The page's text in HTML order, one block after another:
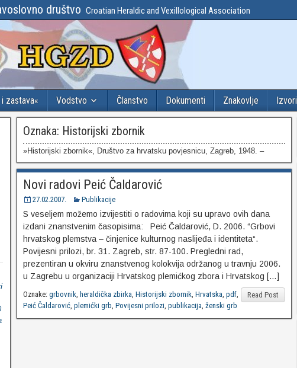
društvo Croatian Heraldic and Vexillological Association
i zastava« Vodstvo Članstvo Dokumenti Znakovlje Izvori
Oznaka: Historijski zbornik
»Historijski zbornik«, Društvo za hrvatsku povjesnicu, Zagreb, 1948. –
Novi radovi Peić Čaldarović
27.02.2007. Publikacije
S veseljem možemo izvijestiti o radovima koji su upravo ovih dana
izdani znanstvenim časopisima: Peić Čaldarović, D. 2006. “Grbovi
hrvatskog plemstva – činjenice kulturnog naslijeđa i identiteta“.
Povijesni prilozi, br. 31. Zagreb, str. 87-100. Pregledni rad,
prezentiran u okviru znanstvenog kolokvija održanog u travnju 2006.
u Zagrebu u organizaciji Hrvatskog plemićkog zbora i Hrvatskog […]
Read Post
Oznake: grbovnik, heraldička zbirka, Historijski zbornik, Hrvatska, pdf,
Peić Čaldarović, plemićki grb, Povijesni prilozi, publikacija, ženski grb